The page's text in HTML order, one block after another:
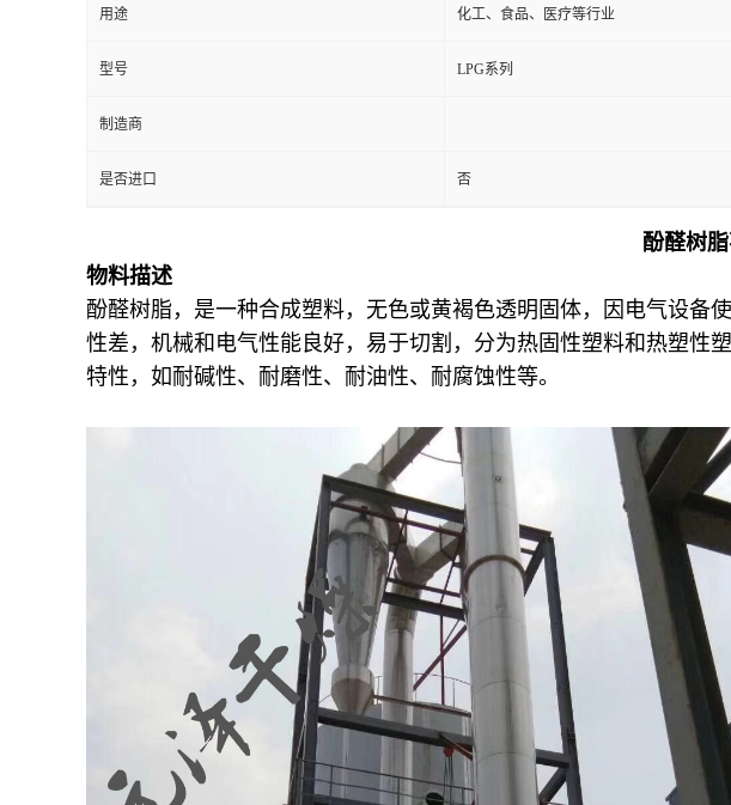
用途 化工、食品、医疗等行业
型号 LPG系列
制造商
是否进口 否
酚醛树
物料描述
酚醛树脂，是一种合成塑料，无色或黄褐色透明固体，因电气设备
性差，机械和电气性能良好，易于切割，分为热固性塑料和热塑性
特性，如耐碱性、耐磨性、耐油性、耐腐蚀性等。